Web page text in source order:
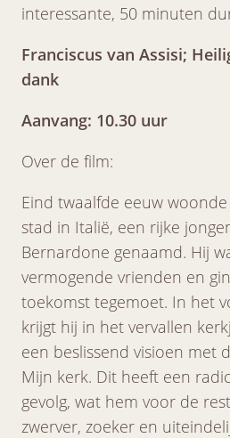
interessante, 50 minuten
Franciscus van Assisi;
dank
Aanvang: 10.30 uur
Over de film:
Eind twaalfde eeuw
stad in Italië, een rijke
Bernardone genaamd. Hij
vermogende vrienden en
toekomst tegemoet. In het
krijgt hij in het vervallen
een beslissend visioen met
Mijn kerk. Dit heeft een
gevolg, wat hem voor de
zwerver, zoeker en